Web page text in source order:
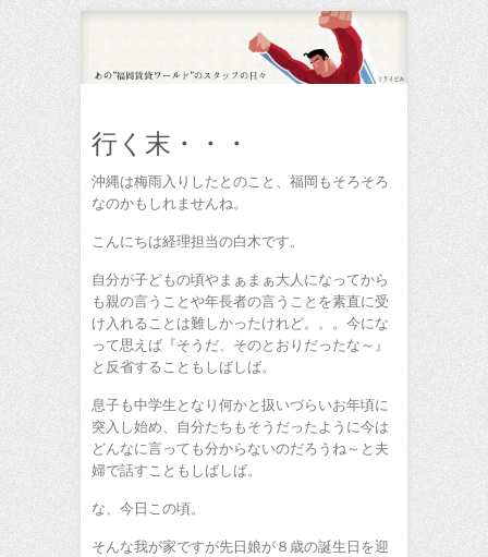
行く末・・・
沖縄は梅雨入りしたとのこと、福岡もそろそろ
なのかもしれませんね。
こんにちは経理担当の白木です。
自分が子どもの頃やまぁまぁ大人になってから
も親の言うことや年長者の言うことを素直に受
け入れることは難しかったけれど。。。今にな
って思えば『そうだ、そのとおりだったな～』
と反省することもしばしば。
息子も中学生となり何かと扱いづらいお年頃に
突入し始め、自分たちもそうだったように今は
どんなに言っても分からないのだろうね～と夫
婦で話すこともしばしば。
な、今日この頃。
そんな我が家ですが先日娘が８歳の誕生日を迎